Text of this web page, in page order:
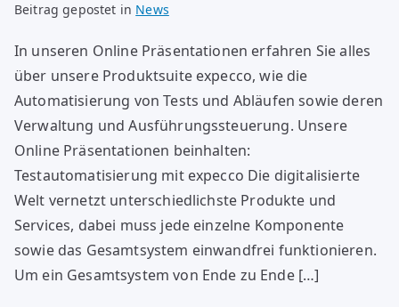
Beitrag gepostet in News
In unseren Online Präsentationen erfahren Sie alles
über unsere Produktsuite expecco, wie die
Automatisierung von Tests und Abläufen sowie deren
Verwaltung und Ausführungssteuerung. Unsere
Online Präsentationen beinhalten:
Testautomatisierung mit expecco Die digitalisierte
Welt vernetzt unterschiedlichste Produkte und
Services, dabei muss jede einzelne Komponente
sowie das Gesamtsystem einwandfrei funktionieren.
Um ein Gesamtsystem von Ende zu Ende […]